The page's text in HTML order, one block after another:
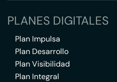
PLANES DIGITALES
Plan Impulsa
Plan Desarrollo
Plan Visibilidad
Plan Integral